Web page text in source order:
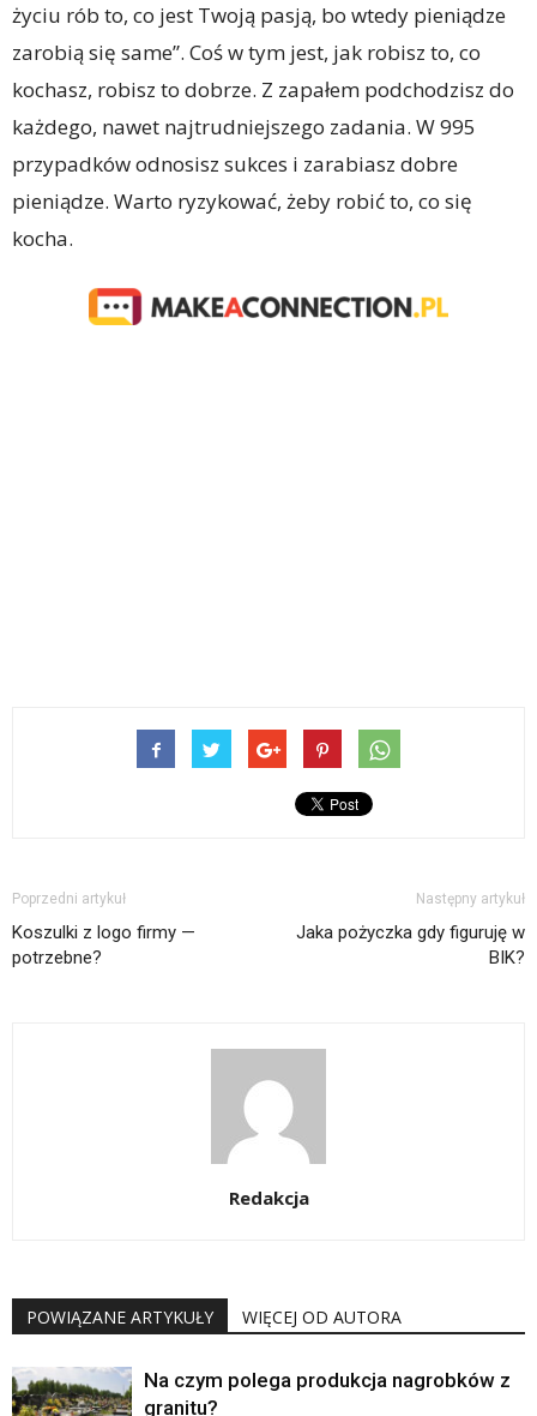
życiu rób to, co jest Twoją pasją, bo wtedy pieniądze
zarobią się same”. Coś w tym jest, jak robisz to, co
kochasz, robisz to dobrze. Z zapałem podchodzisz do
każdego, nawet najtrudniejszego zadania. W 995
przypadków odnosisz sukces i zarabiasz dobre
pieniądze. Warto ryzykować, żeby robić to, co się
kocha.
Poprzedni artykuł
Koszulki z logo firmy —
potrzebne?
Następny artykuł
Jaka pożyczka gdy figuruję w
BIK?
Redakcja
POWIĄZANE ARTYKUŁY WIĘCEJ OD AUTORA
Na czym polega produkcja nagrobków z
granitu?